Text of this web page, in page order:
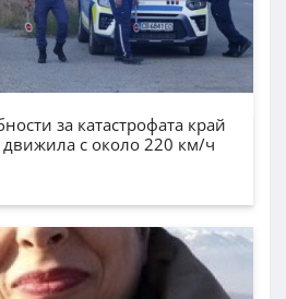
за катастрофата край
движила с около 220 км/ч